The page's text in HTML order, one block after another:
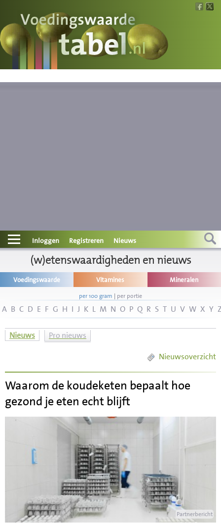
Voedingswaarde
Wat is wat?
Contact
Informatie
Disclaimer
Inloggen Registreren Nieuws
(w)etenswaardigheden en nieuws
Voedingswaarde Vitamines Mineralen
per 100 gram | per portie
A B C D E F G H I J K L M N O P Q R S T U V W X Y
Nieuws Pro nieuws
Nieuwsoverzicht
Waarom de koudeketen bepaalt hoe
gezond je eten echt blijft
Partnerbericht